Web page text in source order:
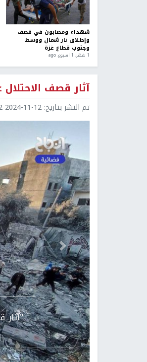
شهداء ومصابون في قصف
وإطلاق نار شمال ووسط
وجنوب قطاع غزة
1 شهر، 1 اسبوع. ago
آثار قصف
تم النشر بتاريخ: 2024-11-12 08:52
Previous